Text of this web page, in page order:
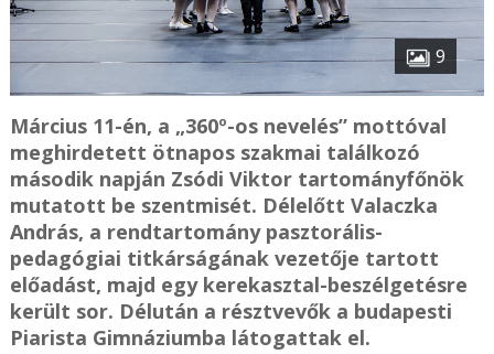
9
Március 11-én, a „360º-os nevelés” mottóval
meghirdetett ötnapos szakmai találkozó
második napján Zsódi Viktor tartományfőnök
mutatott be szentmisét. Délelőtt Valaczka
András, a rendtartomány pasztorális-
pedagógiai titkárságának vezetője tartott
előadást, majd egy kerekasztal-beszélgetésre
került sor. Délután a résztvevők a budapesti
Piarista Gimnáziumba látogattak el.